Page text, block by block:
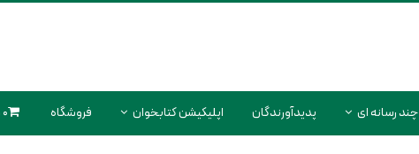
چند رسانه ای پدیدآورندگان اپلیکیشن کتابخوان فروشگاه 0 محصول